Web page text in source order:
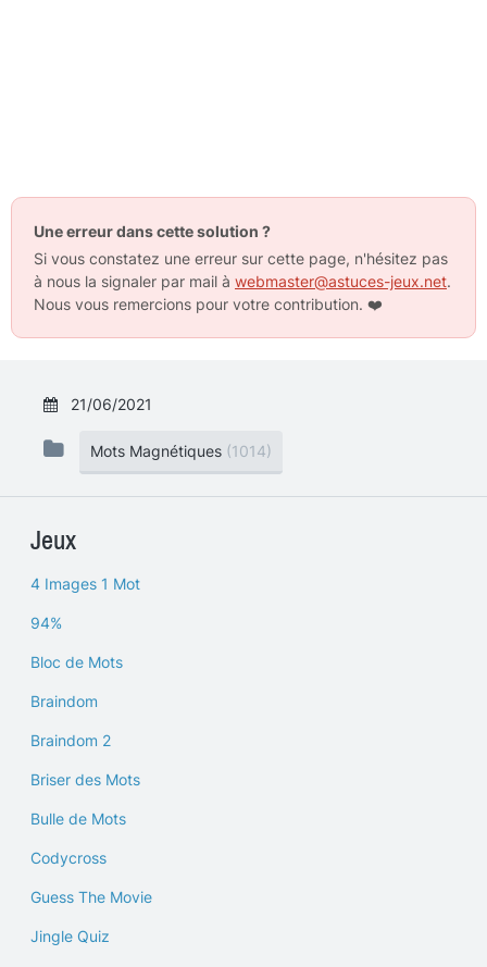
Une erreur dans cette solution ?
Si vous constatez une erreur sur cette page, n'hésitez pas
à nous la signaler par mail à webmaster@astuces-jeux.net.
Nous vous remercions pour votre contribution. ❤️
21/06/2021
Mots Magnétiques (1014)
Jeux
4 Images 1 Mot
94%
Bloc de Mots
Braindom
Braindom 2
Briser des Mots
Bulle de Mots
Codycross
Guess The Movie
Jingle Quiz